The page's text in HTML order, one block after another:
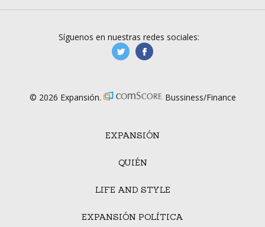
EXPANSIÓN
QUIÉN
LIFE AND STYLE
EXPANSIÓN POLÍTICA
Síguenos en nuestras redes sociales:
manufacturaGE
© 2026 Expansión. Bussiness/Finance